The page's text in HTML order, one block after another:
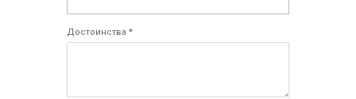
Достоинства *